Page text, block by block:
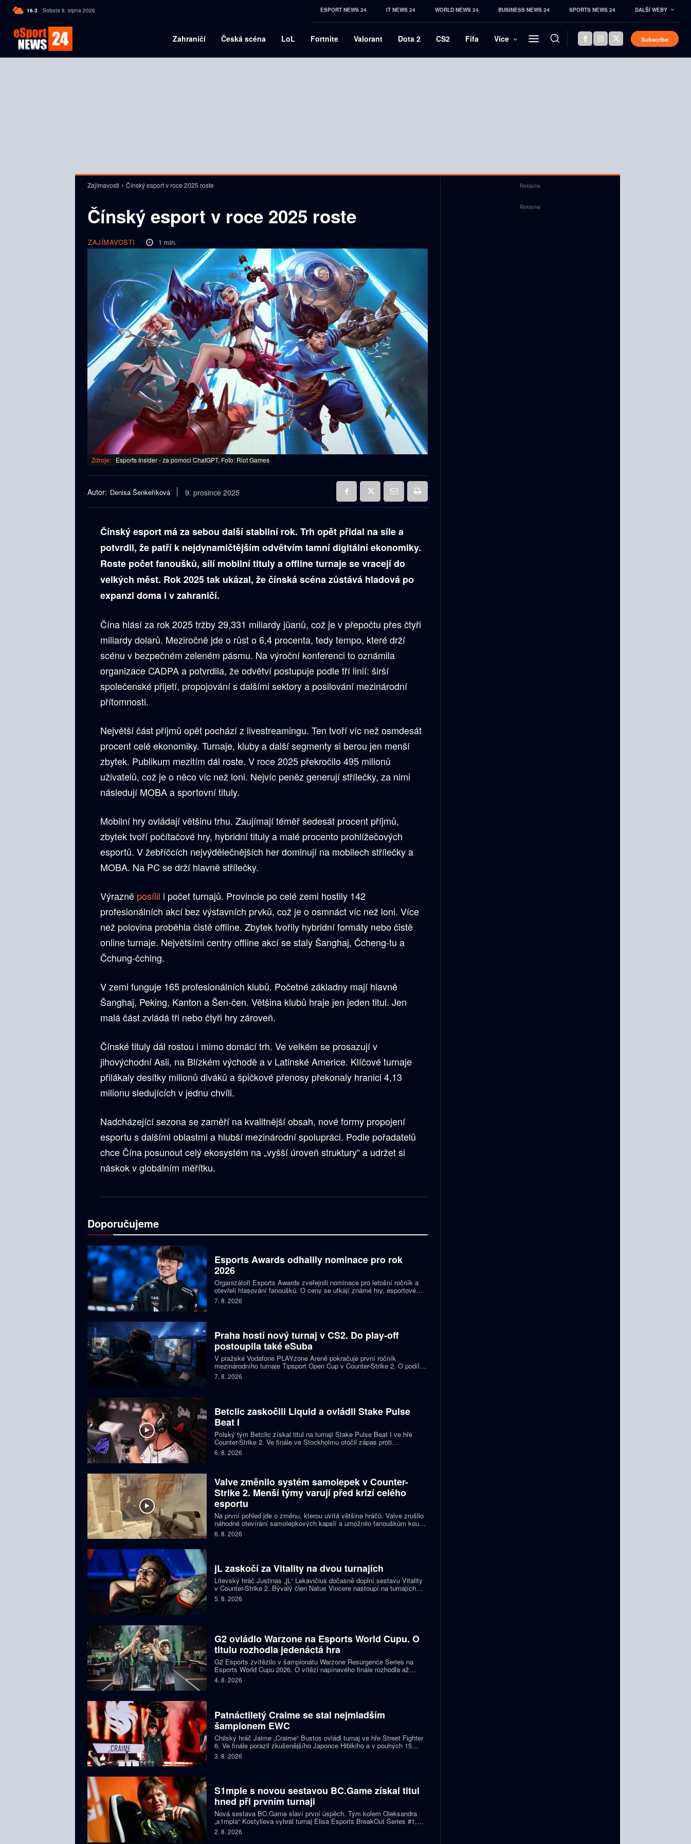
16.3 C Czech
Sobota 8. srpna 2026 ESPORT NEWS 24 IT NEWS 24 WORLD NEWS 24 BUSINESS NEWS 24 SPORTS NEWS 24 DALŠÍ WEBY
Zahraničí Česká scéna LoL Fortnite Valorant Dota 2 CS2 Fifa Více Subscribe
Zajímavosti Čínský esport v roce 2025 roste
Čínský esport v roce 2025 roste
ZAJÍMAVOSTI 1 min.
Zdroje: Esports Insider - za pomoci ChatGPT, Foto: Riot Games
Autor: Denisa Šenkeříková 9. prosince 2025
Čínský esport má za sebou další stabilní rok. Trh opět přidal na síle a
potvrdil, že patří k nejdynamičtějším odvětvím tamní digitální ekonomiky.
Roste počet fanoušků, sílí mobilní tituly a offline turnaje se vracejí do
velkých měst. Rok 2025 tak ukázal, že čínská scéna zůstává hladová po
expanzi doma i v zahraničí.
Čína hlásí za rok 2025 tržby 29,331 miliardy jüanů, což je v přepočtu přes čtyři
miliardy dolarů. Meziročně jde o růst o 6,4 procenta, tedy tempo, které drží
scénu v bezpečném zeleném pásmu. Na výroční konferenci to oznámila
organizace CADPA a potvrdila, že odvětví postupuje podle tří linií: širší
společenské přijetí, propojování s dalšími sektory a posilování mezinárodní
přítomnosti.
Největší část příjmů opět pochází z livestreamingu. Ten tvoří víc než osmdesát
procent celé ekonomiky. Turnaje, kluby a další segmenty si berou jen menší
zbytek. Publikum mezitím dál roste. V roce 2025 překročilo 495 milionů
uživatelů, což je o něco víc než loni. Nejvíc peněz generují střílečky, za nimi
následují MOBA a sportovní tituly.
Mobilní hry ovládají většinu trhu. Zaujímají téměř šedesát procent příjmů,
zbytek tvoří počítačové hry, hybridní tituly a malé procento prohlížečových
esportů. V žebříčcích nejvýdělečnějších her dominují na mobilech střílečky a
MOBA. Na PC se drží hlavně střílečky.
Výrazně posílil i počet turnajů. Provincie po celé zemi hostily 142
profesionálních akcí bez výstavních prvků, což je o osmnáct víc než loni. Více
než polovina proběhla čistě offline. Zbytek tvořily hybridní formáty nebo čistě
online turnaje. Největšími centry offline akcí se staly Šanghaj, Čcheng-tu a
Čchung-čching.
V zemi funguje 165 profesionálních klubů. Početné základny mají hlavně
Šanghaj, Peking, Kanton a Šen-čen. Většina klubů hraje jen jeden titul. Jen
malá část zvládá tři nebo čtyři hry zároveň.
Čínské tituly dál rostou i mimo domácí trh. Ve velkém se prosazují v
jihovýchodní Asii, na Blízkém východě a v Latinské Americe. Klíčové turnaje
přilákaly desítky milionů diváků a špičkové přenosy překonaly hranici 4,13
milionu sledujících v jednu chvíli.
Nadcházející sezona se zaměří na kvalitnější obsah, nové formy propojení
esportu s dalšími oblastmi a hlubší mezinárodní spolupráci. Podle pořadatelů
chce Čína posunout celý ekosystém na „vyšší úroveň struktury“ a udržet si
náskok v globálním měřítku.
Doporučujeme
Esports Awards odhalily nominace pro rok
2026
Organizátoři Esports Awards zveřejnili nominace pro letošní ročník a
otevřeli hlasování fanoušků. O ceny se utkají známé hry, esportové
týmy, streameři i další osobnosti scény. Mezi nominovanými nechybějí
Faker, Jynxzi, Kai Cenat nebo IShowSpeed.
7. 8. 2026
Praha hostí nový turnaj v CS2. Do play-off
postoupila také eSuba
V pražské Vodafone PLAYzone Areně pokračuje první ročník
mezinárodního turnaje Tipsport Open Cup v Counter-Strike 2. O podíl z
prize poolu 11 tisíc eur a body do žebříčku VRS bojuje devět týmů.
Česká eSuba si už zajistila postup do play-off.
7. 8. 2026
Betclic zaskočili Liquid a ovládli Stake Pulse
Beat I
Polský tým Betclic získal titul na turnaji Stake Pulse Beat I ve hře
Counter-Strike 2. Ve finále ve Stockholmu otočil zápas proti
favorizovaným Liquid a zvítězil 2:1 na mapy.
6. 8. 2026
Valve změnilo systém samolepek v Counter-
Strike 2. Menší týmy varují před krizí celého
esportu
Na první pohled jde o změnu, kterou uvítá většina hráčů. Valve zrušilo
náhodné otevírání samolepkových kapslí a umožnilo fanouškům koupit
si přímo samolepku svého oblíbeného týmu nebo hráče. Podle řady
organizací ale nový systém dramaticky snižuje jejich příjmy a může
6. 8. 2026
jL zaskočí za Vitality na dvou turnajích
Litevský hráč Justinas „jL“ Lekavičius dočasně doplní sestavu Vitality
v Counter-Strike 2. Bývalý člen Natus Vincere nastoupí na turnajích
BLAST Open Porto a PGL Masters Bucharest.
5. 8. 2026
G2 ovládlo Warzone na Esports World Cupu. O
titulu rozhodla jedenáctá hra
G2 Esports zvítězilo v šampionátu Warzone Resurgence Series na
Esports World Cupu 2026. O vítězi napínavého finále rozhodla až
jedenáctá hra, do které vstupovalo s šancí na titul hned pět týmů.
4. 8. 2026
Patnáctiletý Craime se stal nejmladším
šampionem EWC
Chilský hráč Jaime „Craime“ Bustos ovládl turnaj ve hře Street Fighter
6. Ve finále porazil zkušenějšího Japonce Hibikiho a v pouhých 15
letech se stal nejmladším vítězem v historii Esports World Cupu.
3. 8. 2026
S1mple s novou sestavou BC.Game získal titul
hned při prvním turnaji
Nová sestava BC.Game slaví první úspěch. Tým kolem Oleksandra
„s1mpla“ Kostylieva vyhrál turnaj Elisa Esports BreakOut Series #1,
když ve finále porazil ENCE 2:0. Rozhodující mapa dospěla do
prodloužení, v němž ukrajinská hvězda předvedla klíčovou akci.
2. 8. 2026
Reklama
Reklama